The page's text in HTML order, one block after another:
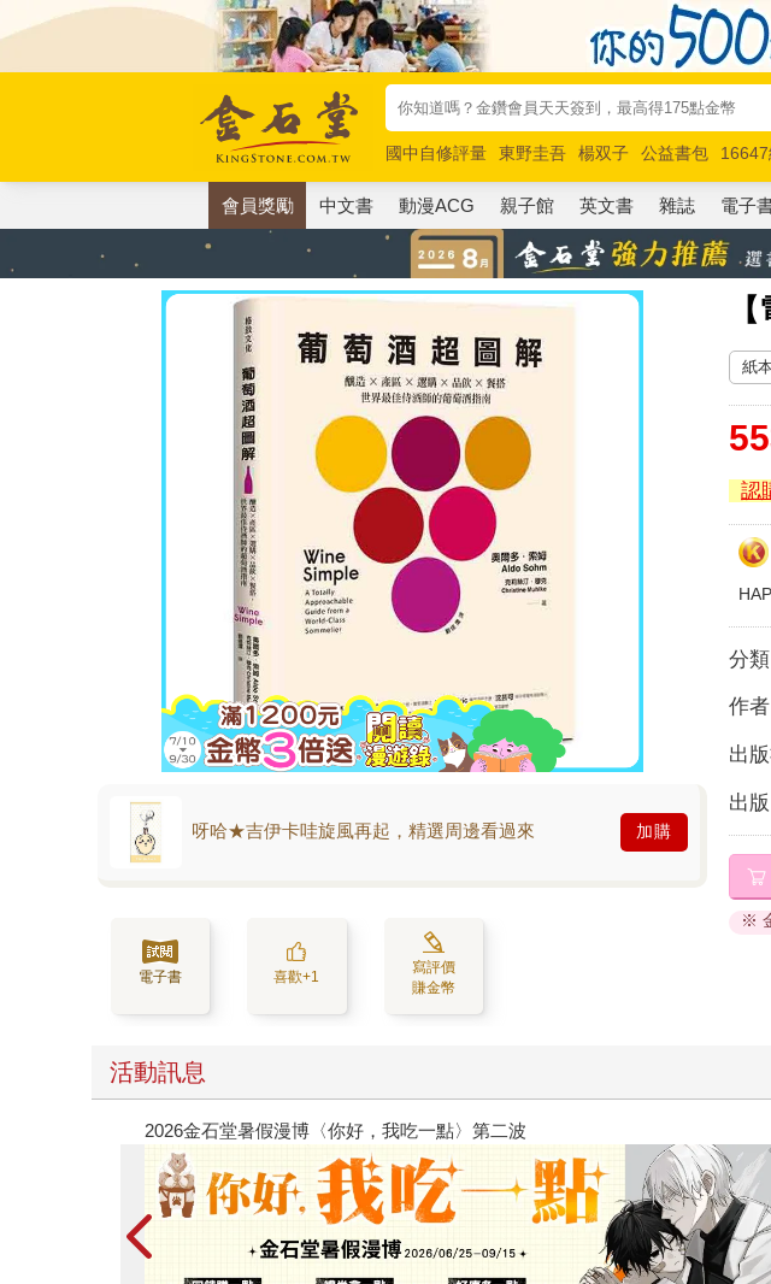
國中自修評量 東野圭吾 楊双子 公益書包
唯紅花綻放
奧德賽 路邊攤新作 馬斯克 玩具總
會員獎勵 中文書 動漫ACG 親子館 英文書 雜誌 電子
呀哈★吉伊卡哇旋風再起，精選周邊看過來 加購
電子書 喜歡+1
寫評價
賺金幣
紙
認
分類
作者
出版
出版
※
活動訊息
春光ｘ奇幻基地｜全書系展